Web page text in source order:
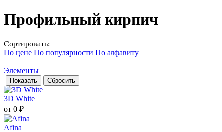
Профильный кирпич
Сортировать:
По цене По популярности По алфавиту
Элементы
3D White
от 0 ₽
Afina